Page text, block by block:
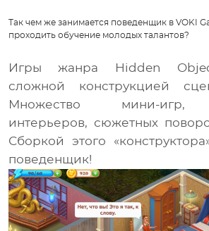
Так чем же занимается поведенщик в VOKI
проходить обучение молодых талантов?
Игры жанра Hidden
сложной конструкцией
Множество мини-игр,
интерьеров, сюжетных
Сборкой этого
поведенщик!